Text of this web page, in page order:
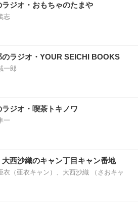
ラジオ・おもちゃのたまや
志
のラジオ・YOUR SEICHI BOOKS
一郎
ジオ・喫茶トキノワ
一
大西沙織のキャン丁目キャン番地
衣（亜衣キャン）、大西沙織 （さおキャ